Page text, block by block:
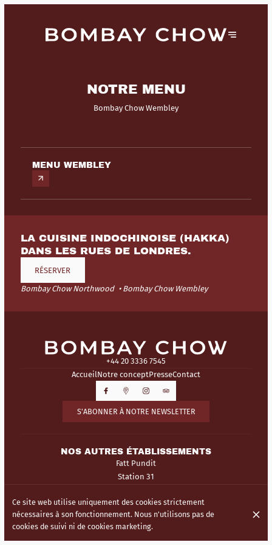
NOTRE MENU
Bombay Chow Wembley
MENU WEMBLEY
LA CUISINE INDOCHINOISE (HAKKA)
DANS LES RUES DE LONDRES.
RÉSERVER
Bombay Chow Northwood Bombay Chow Wembley
+44 20 3336 7545
AccueilNotre conceptPresseContact
S'ABONNER À NOTRE NEWSLETTER
NOS AUTRES ÉTABLISSEMENTS
Fatt Pundit
Station 31
© Bombay Chow 2026
Mentions légales
Protection des données
Paramètres des cookies
Ce site web utilise uniquement des cookies strictement
nécessaires à son fonctionnement. Nous n'utilisons pas de
cookies de suivi ni de cookies marketing.